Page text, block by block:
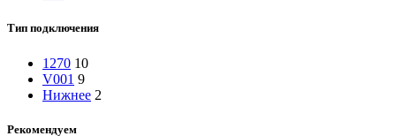
Тип подключения
1270 10
V001 9
Нижнее 2
Рекомендуем